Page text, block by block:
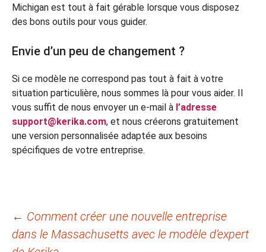
Michigan est tout à fait gérable lorsque vous disposez
des bons outils pour vous guider.
Envie d’un peu de changement ?
Si ce modèle ne correspond pas tout à fait à votre
situation particulière, nous sommes là pour vous aider. Il
vous suffit de nous envoyer un e-mail à l’adresse
support@kerika.com, et nous créerons gratuitement
une version personnalisée adaptée aux besoins
spécifiques de votre entreprise.
Navigation
des
← Comment créer une nouvelle entreprise
dans le Massachusetts avec le modèle d’expert